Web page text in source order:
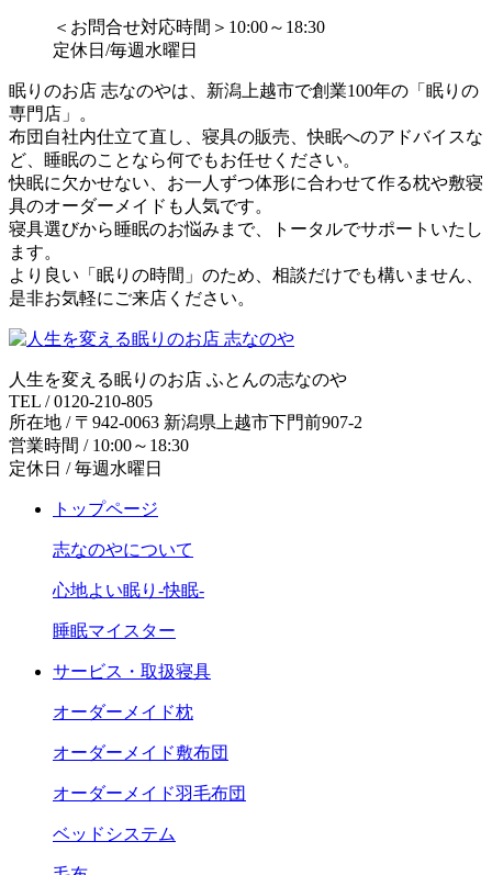
＜お問合せ対応時間＞10:00～18:30
定休日/毎週水曜日
眠りのお店 志なのやは、新潟上越市で創業100年の「眠りの
専門店」。
布団自社内仕立て直し、寝具の販売、快眠へのアドバイスな
ど、睡眠のことなら何でもお任せください。
快眠に欠かせない、お一人ずつ体形に合わせて作る枕や敷寝
具のオーダーメイドも人気です。
寝具選びから睡眠のお悩みまで、トータルでサポートいたし
ます。
より良い「眠りの時間」のため、相談だけでも構いません、
是非お気軽にご来店ください。
人生を変える眠りのお店 ふとんの志なのや
TEL / 0120-210-805
所在地 / 〒942-0063 新潟県上越市下門前907-2
営業時間 / 10:00～18:30
定休日 / 毎週水曜日
トップページ
志なのやについて
心地よい眠り-快眠-
睡眠マイスター
サービス・取扱寝具
オーダーメイド枕
オーダーメイド敷布団
オーダーメイド羽毛布団
ベッドシステム